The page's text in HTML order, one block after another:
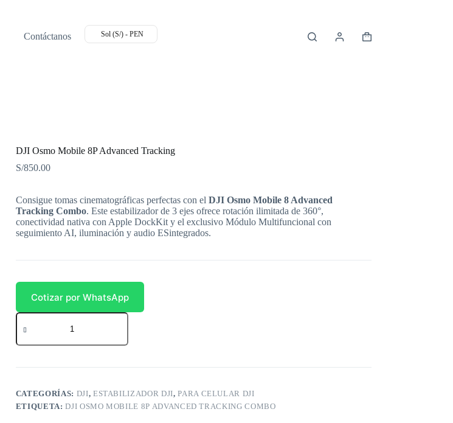
Contáctanos Sol (S/) - PEN
Shopping
DJI Osmo Mobile 8P Advanced Tracking
S/850.00
Consigue tomas cinematográficas perfectas con el DJI Osmo Mobile 8 Advanced
Tracking Combo. Este estabilizador de 3 ejes ofrece rotación ilimitada de 360°,
conectividad nativa con Apple DockKit y el exclusivo Módulo Multifuncional con
seguimiento AI, iluminación y audio ESintegrados.
Cotizar por WhatsApp
DJI
Osmo
8P
Tracking
CATEGORÍAS: DJI, ESTABILIZADOR DJI,PARA CELULAR DJI
ETIQUETA:DJI OSMO MOBILE 8P ADVANCED TRACKING COMBO